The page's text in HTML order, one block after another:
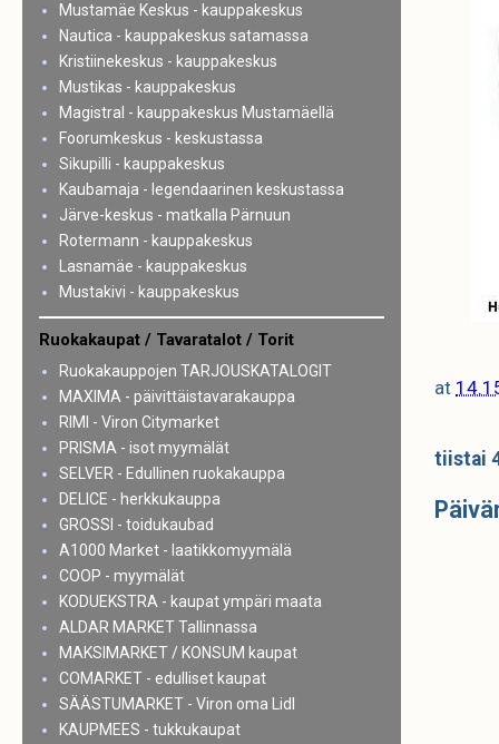
at
tiistai
Mustamäe Keskus - kauppakeskus
Nautica - kauppakeskus satamassa
Kristiinekeskus - kauppakeskus
Mustikas - kauppakeskus
Magistral - kauppakeskus Mustamäellä
Foorumkeskus - keskustassa
Sikupilli - kauppakeskus
Kaubamaja - legendaarinen keskustassa
Järve-keskus - matkalla Pärnuun
Rotermann - kauppakeskus
Lasnamäe - kauppakeskus
Mustakivi - kauppakeskus
Ruokakaupat / Tavaratalot / Torit
Ruokakauppojen TARJOUSKATALOGIT
MAXIMA - päivittäistavarakauppa
RIMI - Viron Citymarket
PRISMA - isot myymälät
SELVER - Edullinen ruokakauppa
DELICE - herkkukauppa
GROSSI - toidukaubad
A1000 Market - laatikkomyymälä
COOP - myymälät
KODUEKSTRA - kaupat ympäri maata
ALDAR MARKET Tallinnassa
MAKSIMARKET / KONSUM kaupat
COMARKET - edulliset kaupat
SÄÄSTUMARKET - Viron oma Lidl
KAUPMEES - tukkukaupat